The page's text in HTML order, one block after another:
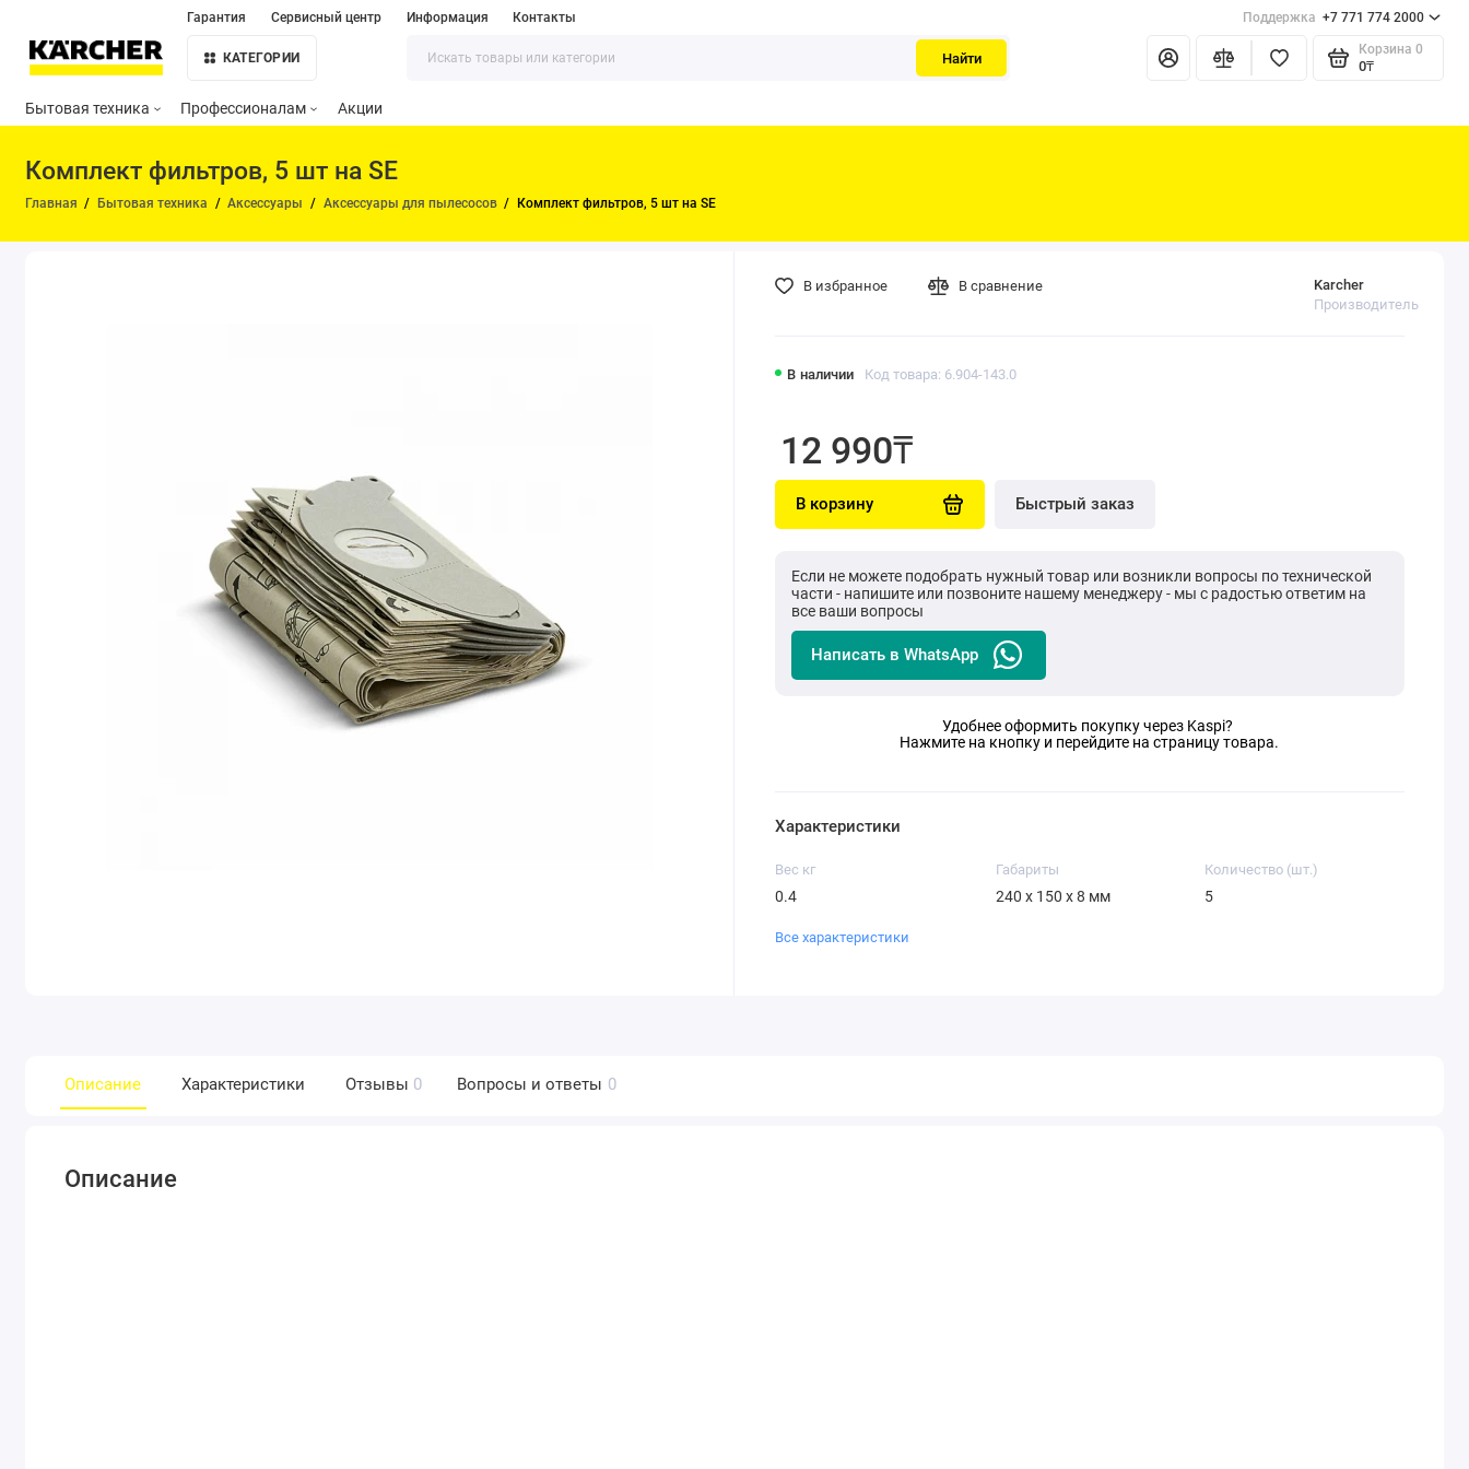
Гарантия Сервисный центр Информация Контакты Поддержка +7 771 774 2000
КАТЕГОРИИ Найти
Корзина 0
0₸
Бытовая техника Профессионалам Акции
Комплект фильтров, 5 шт на SE
Главная Бытовая техника Аксессуары Аксессуары для пылесосов Комплект фильтров, 5 шт на SE
В наличии Код товара: 6.904-143.0
Karcher
Производитель
12 990₸
В корзину Быстрый заказ
Если не можете подобрать нужный товар или возникли вопросы по технической
части - напишите или позвоните нашему менеджеру - мы с радостью ответим на
все ваши вопросы
Написать в WhatsApp
Удобнее оформить покупку через Kaspi?
Нажмите на кнопку и перейдите на страницу товара.
В избранное В сравнение
Характеристики
Вес кг
0.4
Габариты
240 x 150 x 8 мм
Количество (шт.)
5
Все характеристики
Описание Характеристики Отзывы 0 Вопросы и ответы 0
Описание